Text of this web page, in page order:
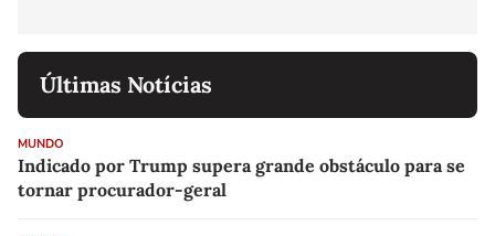
Últimas Notícias
MUNDO
Indicado por Trump supera grande obstáculo para se
tornar procurador-geral